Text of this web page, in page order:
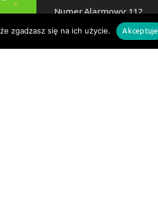
Numer Alarmowy: 112
zgadzasz się na ich użycie. Akceptuje